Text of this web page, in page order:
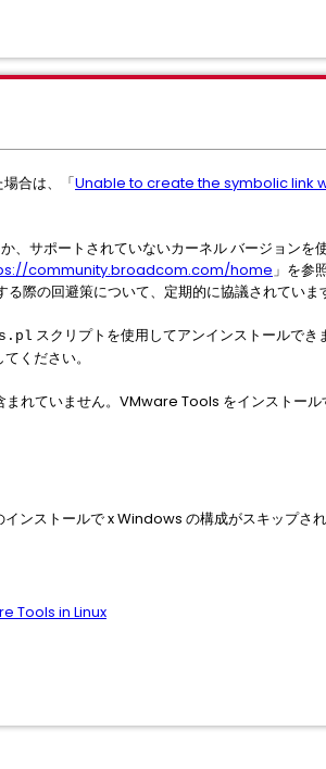
合は、「Unable to create the symbolic link
、サポートされていないカーネル バージョンを
community.broadcom.com/home」を参
際の回避策について、定期的に協議されていま
スクリプトを使用してアンインストールで
ください。
れていません。VMware Tools をインストール
ンストールで x Windows の構成がスキップされ
Tools in Linux